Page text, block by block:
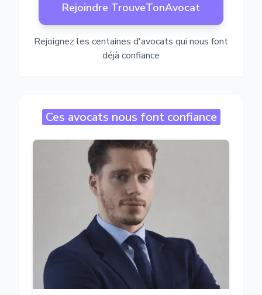
Rejoindre TrouveTonAvocat
Rejoignez les centaines d'avocats qui nous font
déjà confiance
Ces avocats nous font confiance